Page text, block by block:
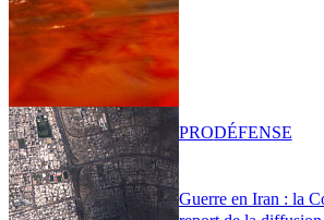
Guerre en Iran : la
PRODÉFENSE